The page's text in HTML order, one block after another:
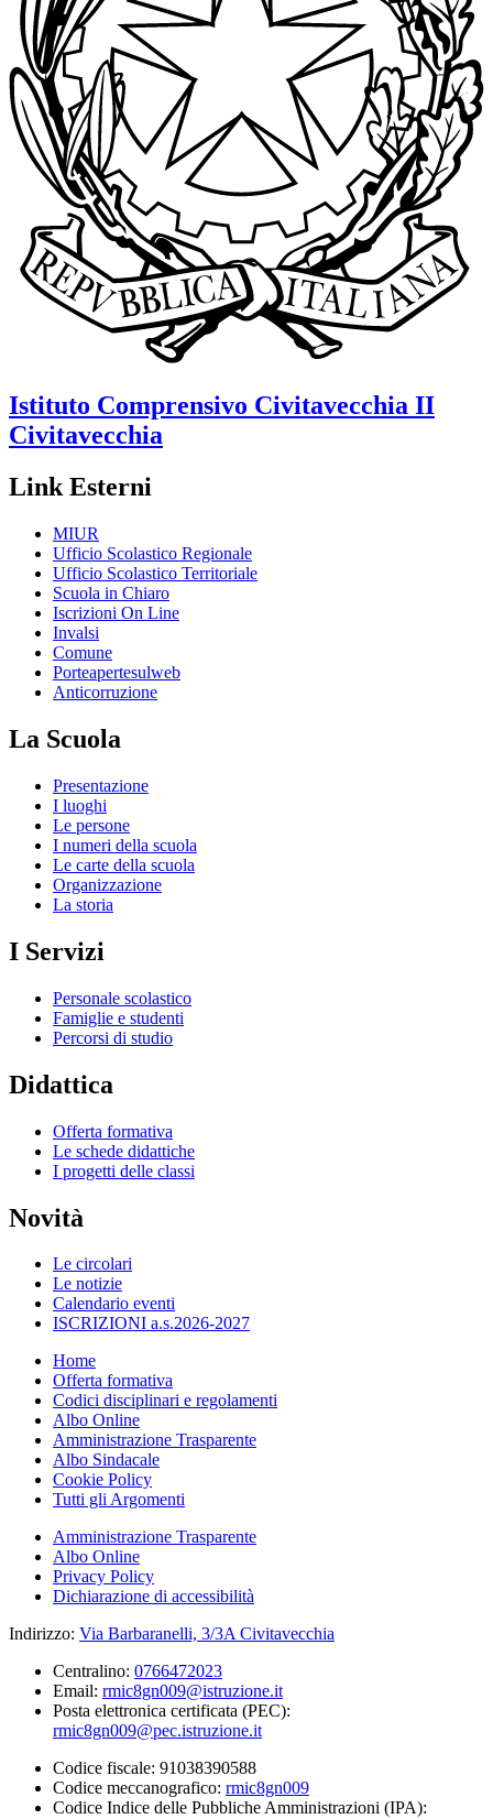
Istituto Comprensivo Civitavecchia II
Civitavecchia
Link Esterni
MIUR
Ufficio Scolastico Regionale
Ufficio Scolastico Territoriale
Scuola in Chiaro
Iscrizioni On Line
Invalsi
Comune
Porteapertesulweb
Anticorruzione
La Scuola
Presentazione
I luoghi
Le persone
I numeri della scuola
Le carte della scuola
Organizzazione
La storia
I Servizi
Personale scolastico
Famiglie e studenti
Percorsi di studio
Didattica
Offerta formativa
Le schede didattiche
I progetti delle classi
Novità
Le circolari
Le notizie
Calendario eventi
ISCRIZIONI a.s.2026-2027
Home
Offerta formativa
Codici disciplinari e regolamenti
Albo Online
Amministrazione Trasparente
Albo Sindacale
Cookie Policy
Tutti gli Argomenti
Amministrazione Trasparente
Albo Online
Privacy Policy
Dichiarazione di accessibilità
Indirizzo: Via Barbaranelli, 3/3A Civitavecchia
Centralino: 0766472023
Email: rmic8gn009@istruzione.it
Posta elettronica certificata (PEC):
rmic8gn009@pec.istruzione.it
Codice fiscale: 91038390588
Codice meccanografico: rmic8gn009
Codice Indice delle Pubbliche Amministrazioni (IPA):